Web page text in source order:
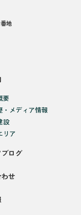
地
要
・メディア情報
設
リア
ログ
せ